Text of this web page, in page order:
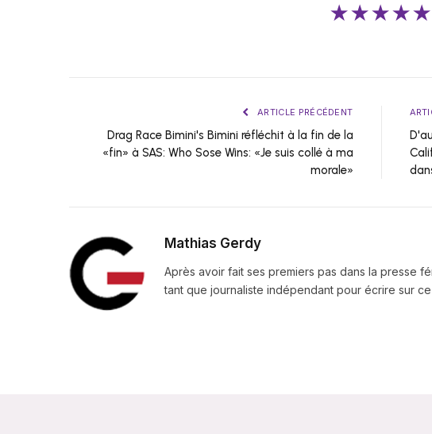
★★★★★
ARTICLE PRÉCÉDENT
Drag Race Bimini's Bimini réfléchit à la fin de la
«fin» à SAS: Who Sose Wins: «Je suis collé à ma
morale»
Mathias Gerdy
Après avoir fait ses premiers pas dans la presse
tant que journaliste indépendant pour écrire sur